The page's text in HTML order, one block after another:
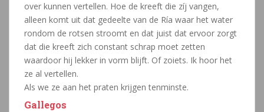
over kunnen vertellen. Hoe de kreeft die zíj vangen,
alleen komt uit dat gedeelte van de Ría waar het water
rondom de rotsen stroomt en dat juist dat ervoor zorgt
dat die kreeft zich constant schrap moet zetten
waardoor hij lekker in vorm blijft. Of zoiets. Ik hoor het
ze al vertellen.
Als we ze aan het praten krijgen tenminste.
Gallegos